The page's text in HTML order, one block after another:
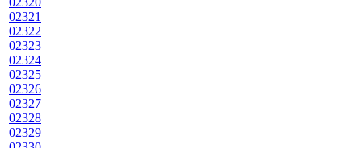
02321
02322
02323
02324
02325
02326
02327
02328
02329